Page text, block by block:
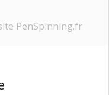
PenSpinning.fr